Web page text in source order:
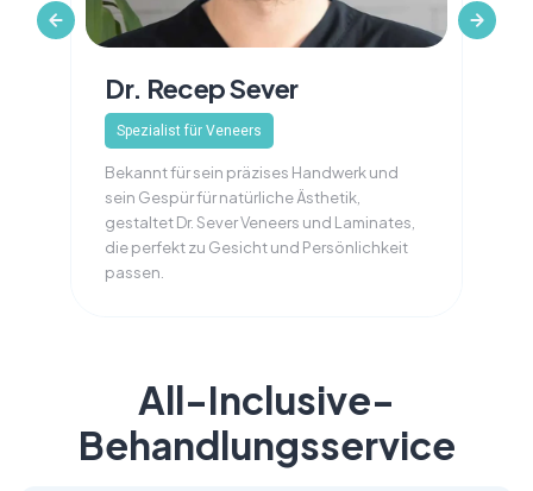
Dr. Recep Sever
Spezialist für Veneers
Bekannt für sein präzises Handwerk und
sein Gespür für natürliche Ästhetik,
gestaltet Dr. Sever Veneers und Laminates,
die perfekt zu Gesicht und Persönlichkeit
passen.
All-Inclusive-
Behandlungsservice